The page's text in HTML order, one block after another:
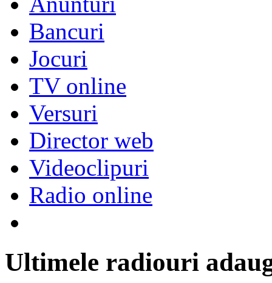
Bancuri
Jocuri
TV online
Versuri
Director web
Videoclipuri
Radio online
Ultimele radiouri